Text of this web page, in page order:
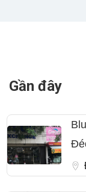
Gần đây